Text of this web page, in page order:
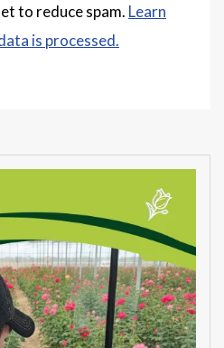
to reduce spam. Learn
is processed.